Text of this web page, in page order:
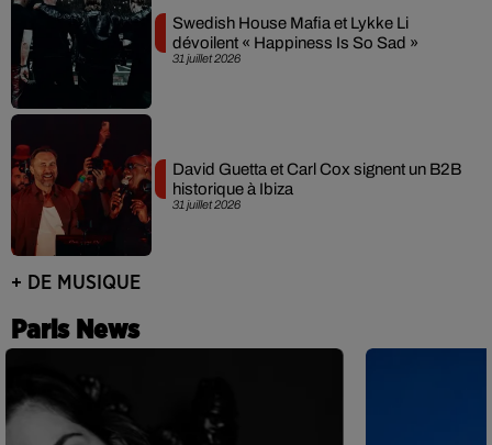
31 juillet 2026
Swedish House Mafia et Lykke Li
dévoilent « Happiness Is So Sad »
31 juillet 2026
David Guetta et Carl Cox signent un B2B
historique à Ibiza
+ DE MUSIQUE
Paris News